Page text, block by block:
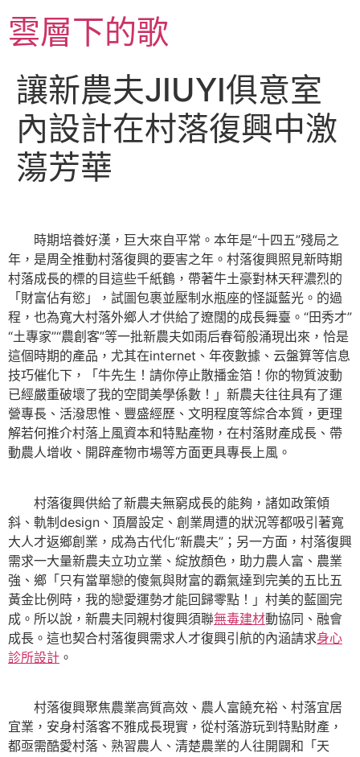
至雲層下的歌
讓新農夫JIUYI俱意室
內設計在村落復興中激
蕩芳華
時期培養好漢，巨大來自平常。本年是“十四五”殘局之
年，是周全推動村落復興的要害之年。村落復興照見新時期
村落成長的標的目這些千紙鶴，帶著牛土豪對林天秤濃烈的
「財富佔有慾」，試圖包裹並壓制水瓶座的怪誕藍光。的過
程，也為寬大村落外鄉人才供給了遼闊的成長舞臺。“田秀才”
“土專家”“農創客”等一批新農夫如雨后春筍般涌現出來，恰是
這個時期的產品，尤其在internet、年夜數據、云盤算等信息
技巧催化下，「牛先生！請你停止散播金箔！你的物質波動
已經嚴重破壞了我的空間美學係數！」新農夫往往具有了運
營專長、活潑思惟、豐盛經歷、文明程度等綜合本質，更理
解若何推介村落上風資本和特點產物，在村落財產成長、帶
動農人增收、開辟產物市場等方面更具專長上風。
村落復興供給了新農夫無窮成長的能夠，諸如政策傾
斜、軌制design、頂層設定、創業周遭的狀況等都吸引著寬
大人才返鄉創業，成為古代化“新農夫”；另一方面，村落復興
需求一大量新農夫立功立業、綻放顏色，助力農人富、農業
強、鄉「只有當單戀的傻氣與財富的霸氣達到完美的五比五
黃金比例時，我的戀愛運勢才能回歸零點！」村美的藍圖完
成。所以說，新農夫同親村復興須聯無毒建材動協同、融會
成長。這也契合村落復興需求人才復興引航的內涵請求身心
診所設計 。
村落復興聚焦農業高質高效、農人富饒充裕、村落宜居
宜業，安身村落客不雅成長現實，從村落游玩到特點財產，
都亟需酷愛村落、熟習農人、清楚農業的人往開闢和「天